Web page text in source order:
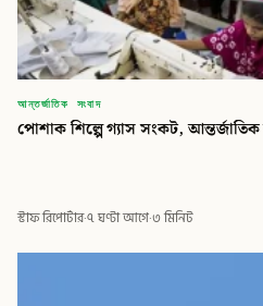
আন্তর্জাতিক সংবাদ
পোশাক শিল্পে গ্যাস সংকট, আন্তর্জাতিক
স্টাফ রিপোর্টার·৭ ঘণ্টা আগে·৩ মিনিট